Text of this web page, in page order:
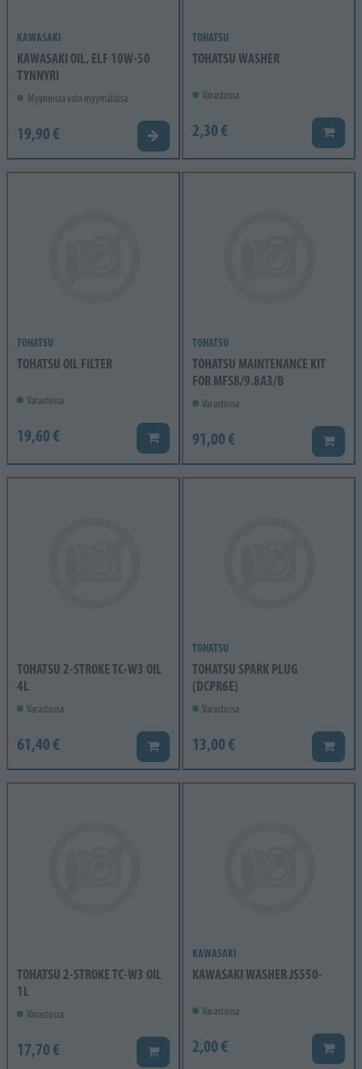
KAWASAKI
KAWASAKI OIL, ELF 10W-50
TYNNYRI
Myynnissä vain myymälässä.
19,90 € Valitse vaihtoehto
TOHATSU
TOHATSU WASHER
Varastossa
2,30 € Lisää
TOHATSU
TOHATSU OIL FILTER
Varastossa
19,60 € Lisää koriin
TOHATSU
TOHATSU MAINTENANCE KIT
FOR MFS8/9.8A3/B
Varastossa
91,00 € Lisää
TOHATSU 2-STROKE TC-W3 OIL
4L
Varastossa
61,40 € Lisää koriin
TOHATSU
TOHATSU SPARK PLUG
(DCPR6E)
Varastossa
13,00 € Lisää
TOHATSU 2-STROKE TC-W3 OIL
1L
Varastossa
17,70 € Lisää koriin
KAWASAKI
KAWASAKI WASHER JS550-
Varastossa
2,00 € Lisää